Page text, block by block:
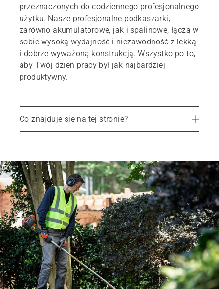
przeznaczonych do codziennego profesjonalnego
użytku. Nasze profesjonalne podkaszarki,
zarówno akumulatorowe, jak i spalinowe, łączą w
sobie wysoką wydajność i niezawodność z lekką
i dobrze wyważoną konstrukcją. Wszystko po to,
aby Twój dzień pracy był jak najbardziej
produktywny.
Co znajduje się na tej stronie?
Zaprojektowane z myślą o produktywnych dniach pracy
Zalety produktów
Zarezerwuj termin prezentacji
Produkty
Części i akcesoria
Usługi
Znajdź lokalny sklep